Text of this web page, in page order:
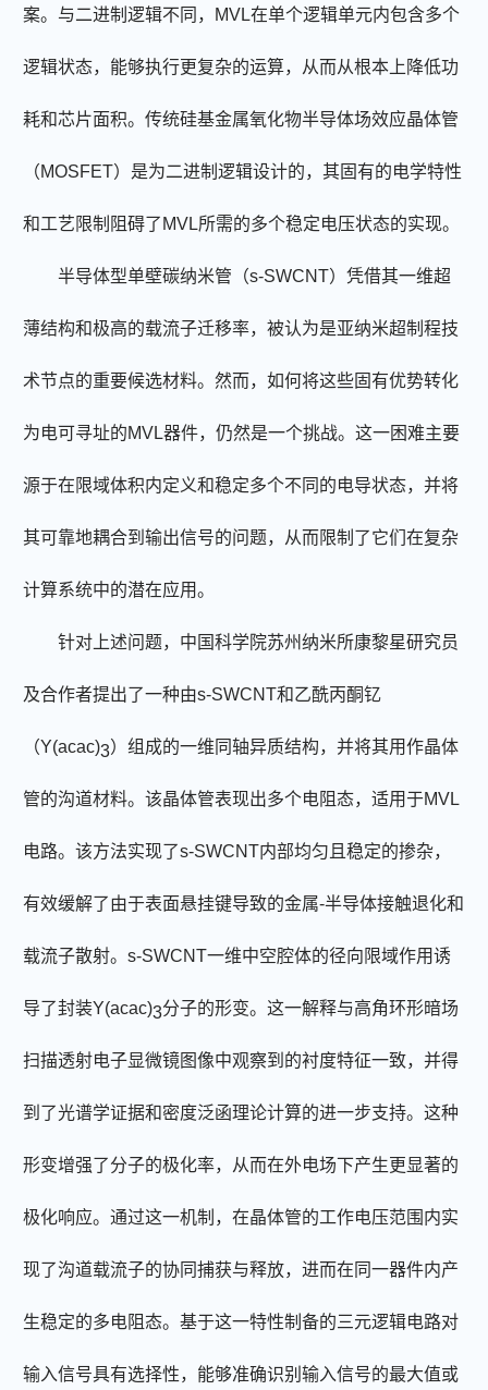
案。与二进制逻辑不同， MVL在单个逻辑单元内包含多个
逻辑状态，能够执行更复杂的运算，从而从根本上降低功
耗和芯片面积。传统硅基金属氧化物半导体场效应晶体管
（MOSFET）是为二进制逻辑设计的，其固有的电学特性
和工艺限制阻碍了 MVL所需的多个稳定电压状态的实现。
半导体型单壁碳纳米管（s-SWCNT）凭借其一维超
薄结构和极高的载流子迁移率，被认为是亚纳米超制程技
术节点的重要候选材料。然而，如何将这些固有优势转化
为电可寻址的MVL器件，仍然是一个挑战。这一困难主要
源于在限域体积内定义和稳定多个不同的电导状态，并将
其可靠地耦合到输出信号的问题，从而限制了它们在复杂
计算系统中的潜在应用。
针对上述问题，中国科学院苏州纳米所康黎星研究员
及合作者提出了一种由s-SWCNT和乙酰丙酮钇
（Y(acac)3）组成的一维同轴异质结构，并将其用作晶体
管的沟道材料。该晶体管表现出多个电阻态，适用于MVL
电路。该方法实现了s-SWCNT内部均匀且稳定的掺杂，
有效缓解了由于表面悬挂键导致的金属-半导体接触退化和
载流子散射。 s-SWCNT一维中空腔体的径向限域作用诱
导了封装Y(acac)3分子的形变。这一解释与高角环形暗场
扫描透射电子显微镜图像中观察到的衬度特征一致，并得
到了光谱学证据和密度泛函理论计算的进一步支持。这种
形变增强了分子的极化率，从而在外电场下产生更显著的
极化响应。通过这一机制，在晶体管的工作电压范围内实
现了沟道载流子的协同捕获与释放，进而在同一器件内产
生稳定的多电阻态。基于这一特性制备的三元逻辑电路对
输入信号具有选择性，能够准确识别输入信号的最大值或